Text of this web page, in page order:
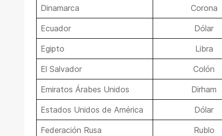
Dinamarca Corona
Ecuador Dólar
Egipto Libra
El Salvador Colón
Emiratos Árabes Unidos Dirham
Estados Unidos de América Dólar
Federación Rusa Rublo